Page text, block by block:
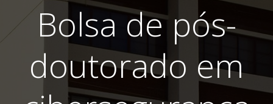
Bolsa de pós-
doutorado em